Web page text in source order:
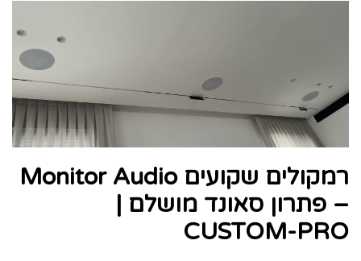
רמקולים שקועים Monitor Audio
– פתרון סאונד מושלם |
CUSTOM-PRO